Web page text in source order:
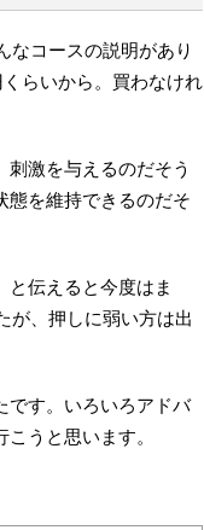
なコースの説明があり
らいから。買わなけれ
激を与えるのだそう
態を維持できるのだそ
と伝えると今度はま
が、押しに弱い方は出
です。いろいろアドバ
うと思います。